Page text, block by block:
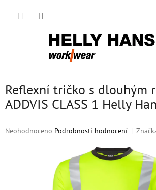
Reflexní tričko s dlouhým
ADDVIS CLASS 1 Helly
Průměrné
Neohodnoceno Podrobnosti hodnocení